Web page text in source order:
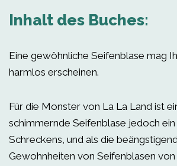
Inhalt des Buches:
Eine gewöhnliche Seifenblase mag
harmlos erscheinen.
Für die Monster von La La Land ist
schimmernde Seifenblase jedoch
Schreckens, und als die
Gewohnheiten von Seifenblasen von